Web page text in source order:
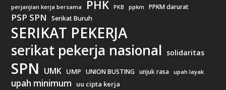
perjanjian kerja bersama PHK PKB ppkm PPKM darurat
PSP SPN Serikat Buruh
SERIKAT PEKERJA
serikat pekerja nasional solidaritas
SPN UMK UMP UNION BUSTING unjuk rasa upah layak
upah minimum uu cipta kerja